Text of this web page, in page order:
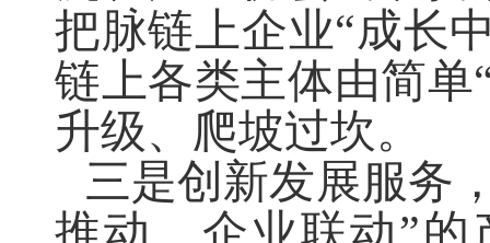
把脉链上企业“成长
链上各类主体由简单
升级、爬坡过坎。
三是创新发展服务
推动、企业联动”